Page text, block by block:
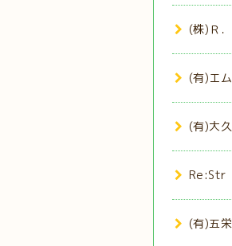
(株)Ｒ
(有)エ
(有)大
Re:Str
(有)五